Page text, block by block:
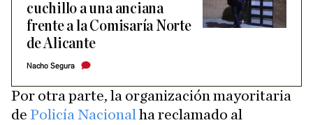
cuchillo a una anciana
frente a la Comisaría Norte
de Alicante
Nacho Segura
Por otra parte, la organización mayoritaria
de Policía Nacional ha reclamado al